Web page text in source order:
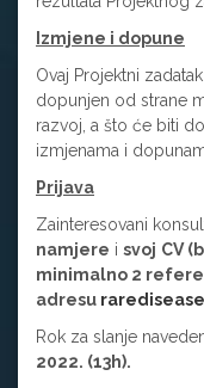
Izmjene i dopune
Ovaj Projektni
dopunjen od strane
razvoj, a što će biti
izmjenama i
Prijava
Zainteresovani
namjere i svoj CV
minimalno 2
adresu
Rok za slanje
2022. (13h).